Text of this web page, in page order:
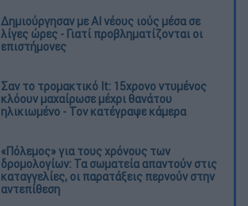
Δημιούργησαν με AI νέους ιούς μέσα σε
λίγες ώρες - Γιατί προβληματίζονται οι
επιστήμονες
Σαν το τρομακτικό It: 15χρονο ντυμένος
κλόουν μαχαίρωσε μέχρι θανάτου
ηλικιωμένο - Τον κατέγραψε κάμερα
«Πόλεμος» για τους χρόνους των
δρομολογίων: Τα σωματεία απαντούν στις
καταγγελίες, οι παρατάξεις περνούν στην
αντεπίθεση